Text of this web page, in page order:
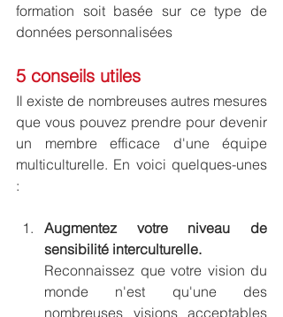
formation soit basée sur ce type de
données personnalisées
5 conseils utiles
Il existe de nombreuses autres mesures
que vous pouvez prendre pour devenir
un membre efficace d'une équipe
multiculturelle. En voici quelques-unes
:
Augmentez votre niveau de
sensibilité interculturelle.
Reconnaissez que votre vision du
monde n'est qu'une des
nombreuses visions acceptables